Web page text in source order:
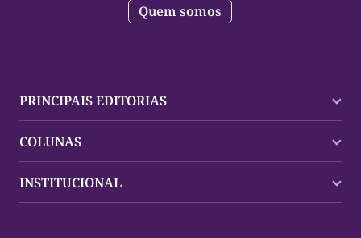
Quem somos
PRINCIPAIS EDITORIAS
Palmas
Mundo
COLUNAS
Policial
INSTITUCIONAL